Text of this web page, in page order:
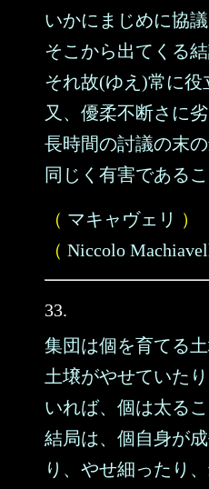
いかにまじめに協議
そこから出てくる
それ故(ゆえ)常に役
又、優柔不断さに劣
長時間の討議の末
同じく有害である
（ マキャヴェリ ）
（ Niccolo
33.
集団は個を育てる土
土壌がやせていた
いれば、個は太る
結局は、個自身が
り、やせ細ったり